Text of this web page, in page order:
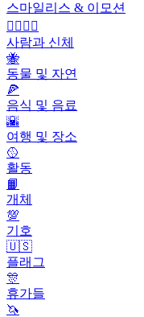
스마일리스 & 이모션
👩‍❤️‍💋‍👨
사람과 신체
🐝
동물 및 자연
🍕
음식 및 음료
🌇
여행 및 장소
🥎
활동
📙
개체
💯
기호
🇺🇸
플래그
🎊
휴가들
🦄